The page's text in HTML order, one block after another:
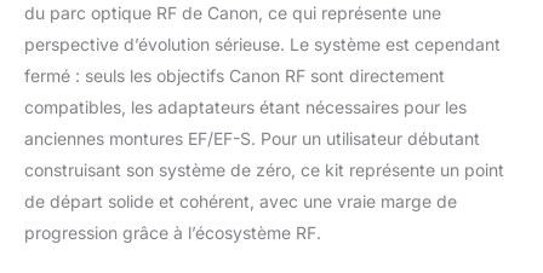
du parc optique RF de Canon, ce qui représente une
perspective d’évolution sérieuse. Le système est cependant
fermé : seuls les objectifs Canon RF sont directement
compatibles, les adaptateurs étant nécessaires pour les
anciennes montures EF/EF-S. Pour un utilisateur débutant
construisant son système de zéro, ce kit représente un point
de départ solide et cohérent, avec une vraie marge de
progression grâce à l’écosystème RF.